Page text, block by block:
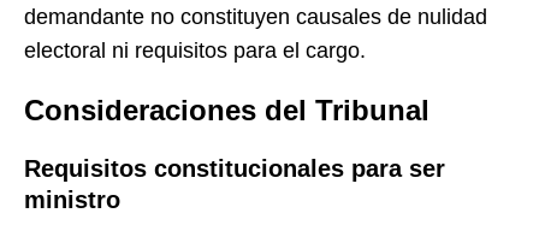
demandante no constituyen causales de nulidad
electoral ni requisitos para el cargo.
Consideraciones del Tribunal
Requisitos constitucionales para ser
ministro